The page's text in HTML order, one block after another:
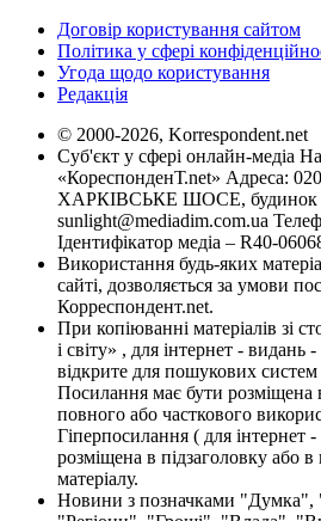
Договір користування сайтом
Політика у сфері
Угода щодо користування
Редакція
© 2000-2026, Korrespondent.net
Суб'єкт у сфері онлайн-медіа
«КореспонденТ.net» Адреса:
ХАРКІВСЬКЕ ШОСЕ, будинок
sunlight@mediadim.com.ua
Ідентифікатор медіа – R40-
Використання будь-яких
сайті, дозволяється за умови
Корреспондент.net.
При копіюванні матеріалів зі
і світу» , для інтернет - видань
відкрите для пошукових систем
Посилання має бути розміщена
повного або часткового
Гіперпосилання ( для інтернет
розміщена в підзаголовку або
матеріалу.
Новини з позначками "Думка",